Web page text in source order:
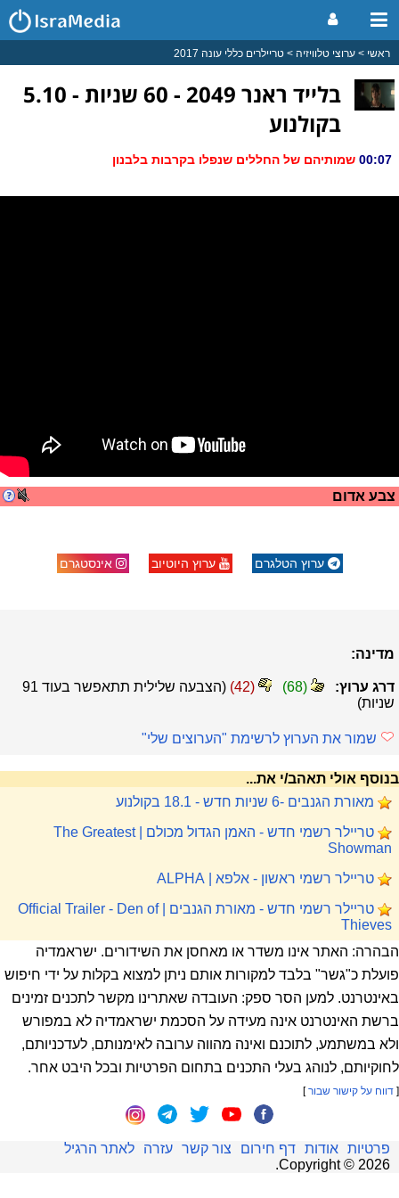
ראשי ערוצי טלוויזיה טריילרים כללי עונה 2017
בלייד ראנר 2049 - 60 שניות - 5.10
בקולנוע
צבע אדום
ערוץ הטלגרם ערוץ היוטיוב אינסטגרם
מדינה:
דרג ערוץ: (
68
)
(
42
) (הצבעה שלילית תתאפשר בעוד 91
שניות)
שמור את הערוץ לרשימת "הערוצים שלי"
בנוסף אולי תאהב/י את...
מאורת הגנבים -6 שניות חדש - 18.1 בקולנוע
טריילר רשמי חדש - האמן הגדול מכולם | The Greatest
Showman
טריילר רשמי ראשון - אלפא | ALPHA
טריילר רשמי חדש - מאורת הגנבים | Official Trailer - Den of
Thieves
הבהרה: האתר אינו משדר או מאחסן את השידורים. ישראמדיה
פועלת כ"גשר" בלבד למקורות אותם ניתן למצוא בקלות על ידי חיפוש
באינטרנט. למען הסר ספק: העובדה שאתרינו מקשר לתכנים זמינים
ברשת האינטרנט אינה מעידה על הסכמת ישראמדיה לא במפורש
ולא במשתמע, לתוכנם ואינה מהווה ערובה לאימנותם, לעדכניותם,
לחוקיותם, לנוהג בעלי התכנים בתחום הפרטיות ובכל היבט אחר.
[ דווח על קישור שבור]
פרטיות אודות דף חירום צור קשר עזרה
לאתר הרגיל
Copyright © 2026
.